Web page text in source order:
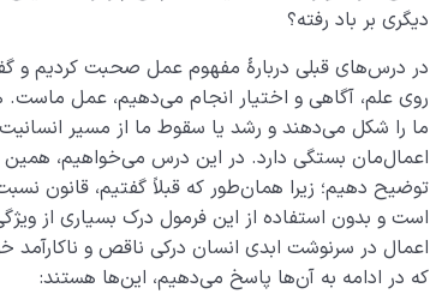
دیگری بر باد رفته؟
در درس‌های قبلی دربارۀ مفهوم عمل صحبت کردیم و
روی علم، آگاهی و اختیار انجام می‌دهیم، عمل
ما را شکل می‌دهند و رشد یا سقوط ما از مسیر
اعمال‌مان بستگی دارد. در این درس می‌خواهیم، همین
توضیح دهیم؛ زیرا همان‌طور که قبلاً گفتیم، قانون
است و بدون استفاده از این فرمول درک بسیاری از
اعمال در سرنوشت ابدی انسان درکی ناقص و ناکارآمد
که در ادامه به آن‌ها پاسخ می‌دهیم، این‌ها هستند: